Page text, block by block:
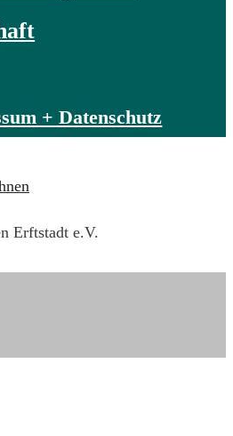
+ Datenschutz